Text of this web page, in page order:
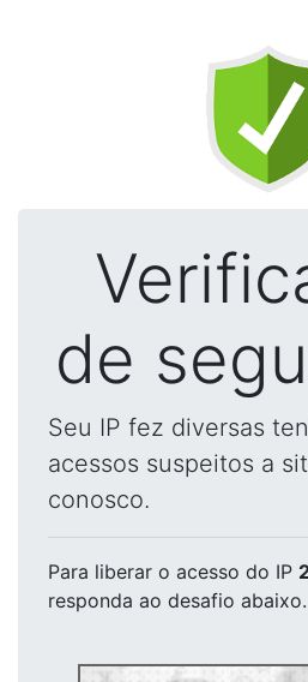
de
Seu IP fez diversas
acessos suspeitos a
conosco.
Para liberar o acesso do IP
responda ao desafio abaixo.